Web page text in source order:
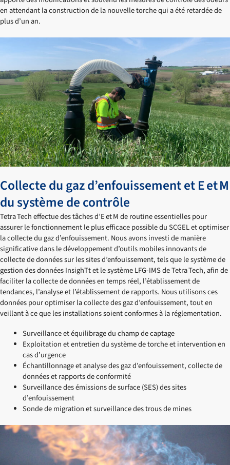
en attendant la construction de la nouvelle torche qui a été retardée de
plus d’un an.
Collecte du gaz d’enfouissement et E et M
du système de contrôle
Tetra Tech effectue des tâches d’E et M de routine essentielles pour
assurer le fonctionnement le plus efficace possible du SCGEL et optimiser
la collecte du gaz d’enfouissement. Nous avons investi de manière
significative dans le développement d’outils mobiles innovants de
collecte de données sur les sites d’enfouissement, tels que le système de
gestion des données InsighTt et le système LFG-IMS de Tetra Tech, afin de
faciliter la collecte de données en temps réel, l’établissement de
tendances, l’analyse et l’établissement de rapports. Nous utilisons ces
données pour optimiser la collecte des gaz d’enfouissement, tout en
veillant à ce que les installations soient conformes à la réglementation.
Surveillance et équilibrage du champ de captage
Exploitation et entretien du système de torche et intervention en
cas d’urgence
Échantillonnage et analyse des gaz d’enfouissement, collecte de
données et rapports de conformité
Surveillance des émissions de surface (SES) des sites
d’enfouissement
Sonde de migration et surveillance des trous de mines